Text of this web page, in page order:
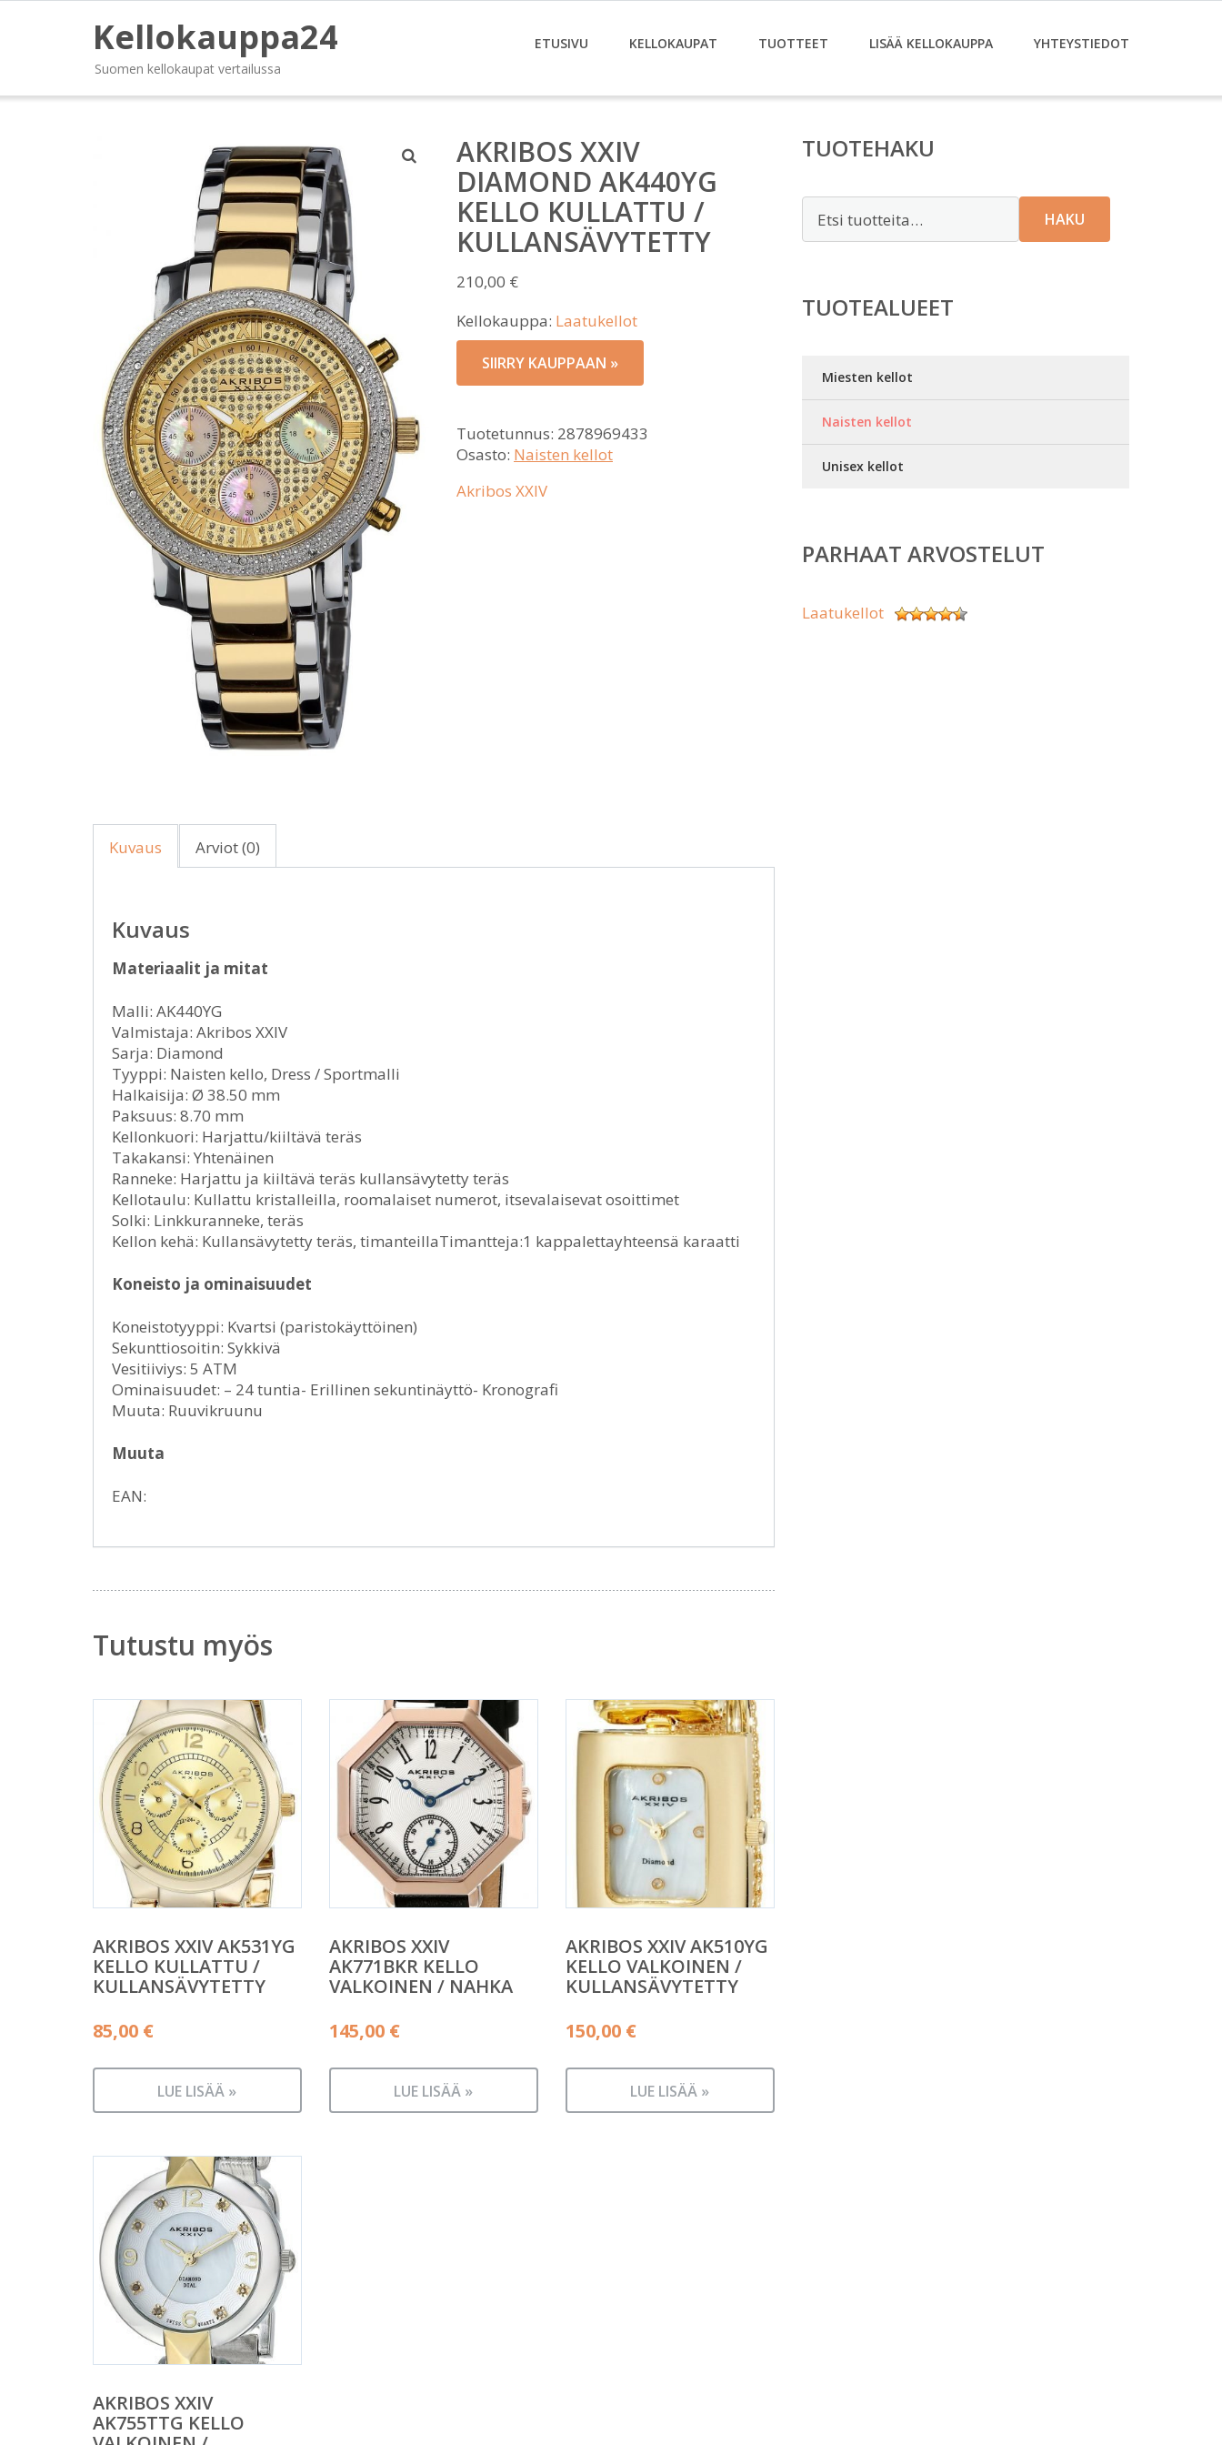
Kellokauppa24
Suomen kellokaupat vertailussa
ETUSIVU KELLOKAUPAT TUOTTEET LISÄÄ KELLOKAUPPA YHTEYSTIEDOT
AKRIBOS XXIV
DIAMOND AK440YG
KELLO KULLATTU /
KULLANSÄVYTETTY
210,00 €
Kellokauppa: Laatukellot
SIIRRY KAUPPAAN »
Tuotetunnus: 2878969433
Osasto: Naisten kellot
Akribos XXIV
Kuvaus Arviot (0)
Kuvaus
Materiaalit ja mitat
Malli: AK440YG
Valmistaja: Akribos XXIV
Sarja: Diamond
Tyyppi: Naisten kello, Dress / Sportmalli
Halkaisija: Ø 38.50 mm
Paksuus: 8.70 mm
Kellonkuori: Harjattu/kiiltävä teräs
Takakansi: Yhtenäinen
Ranneke: Harjattu ja kiiltävä teräs kullansävytetty teräs
Kellotaulu: Kullattu kristalleilla, roomalaiset numerot, itsevalaisevat osoittimet
Solki: Linkkuranneke, teräs
Kellon kehä: Kullansävytetty teräs, timanteillaTimantteja:1 kappalettayhteensä karaatti
Koneisto ja ominaisuudet
Koneistotyyppi: Kvartsi (paristokäyttöinen)
Sekunttiosoitin: Sykkivä
Vesitiiviys: 5 ATM
Ominaisuudet: – 24 tuntia- Erillinen sekuntinäyttö- Kronografi
Muuta: Ruuvikruunu
Muuta
EAN:
Tutustu myös
AKRIBOS XXIV AK531YG
KELLO KULLATTU /
KULLANSÄVYTETTY
85,00 €
LUE LISÄÄ »
AKRIBOS XXIV
AK771BKR KELLO
VALKOINEN / NAHKA
145,00 €
LUE LISÄÄ »
AKRIBOS XXIV AK510YG
KELLO VALKOINEN /
KULLANSÄVYTETTY
150,00 €
LUE LISÄÄ »
AKRIBOS XXIV
AK755TTG KELLO
TUOTEHAKU
HAKU
TUOTEALUEET
Miesten kellot
Naisten kellot
Unisex kellot
PARHAAT ARVOSTELUT
Laatukellot